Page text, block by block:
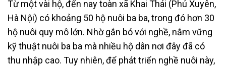
Từ một vài hộ, đến nay toàn xã Khai Thái (Phú Xuyên,
Hà Nội) có khoảng 50 hộ nuôi ba ba, trong đó hơn 30
hộ nuôi quy mô lớn. Nhờ gắn bó với nghề, nắm vững
kỹ thuật nuôi ba ba mà nhiều hộ dân nơi đây đã có
thu nhập cao. Tuy nhiên, để phát triển nghề nuôi này,